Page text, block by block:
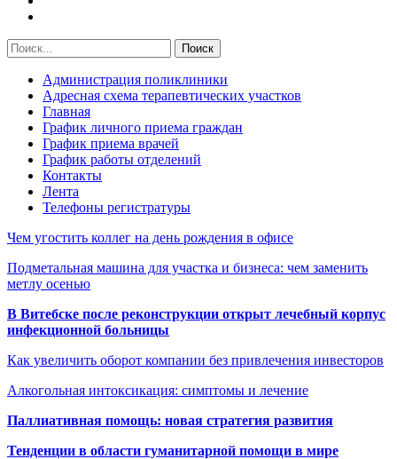
Администрация поликлиники
Адресная схема терапевтических участков
Главная
График личного приема граждан
График приема врачей
График работы отделений
Контакты
Лента
Телефоны регистратуры
Чем угостить коллег на день рождения в офисе
Подметальная машина для участка и бизнеса: чем заменить
метлу осенью
В Витебске после реконструкции открыт лечебный корпус
инфекционной больницы
Как увеличить оборот компании без привлечения инвесторов
Алкогольная интоксикация: симптомы и лечение
Паллиативная помощь: новая стратегия развития
Тенденции в области гуманитарной помощи в мире